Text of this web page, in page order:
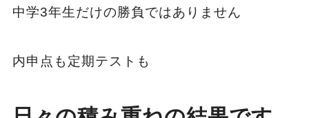
中学3年生だけの勝負ではありません
内申点も定期テストも